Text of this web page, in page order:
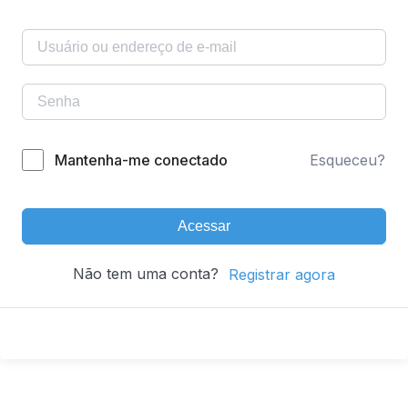
Mantenha-me conectado Esqueceu?
Acessar
Não tem uma conta? Registrar agora